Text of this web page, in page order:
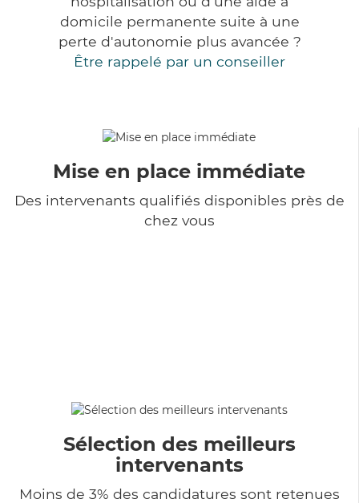
domicile permanente suite à une
perte d'autonomie plus avancée ?
Être rappelé par un conseiller
Mise en place immédiate
Des intervenants qualifiés disponibles près de
chez vous
Sélection des meilleurs
intervenants
Moins de 3% des candidatures sont retenues